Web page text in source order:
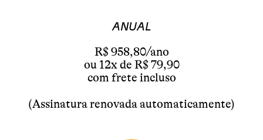
ANUAL
R$ 958,80/ano
ou 12x de R$ 79,90
com frete incluso
(Assinatura renovada automaticamente)